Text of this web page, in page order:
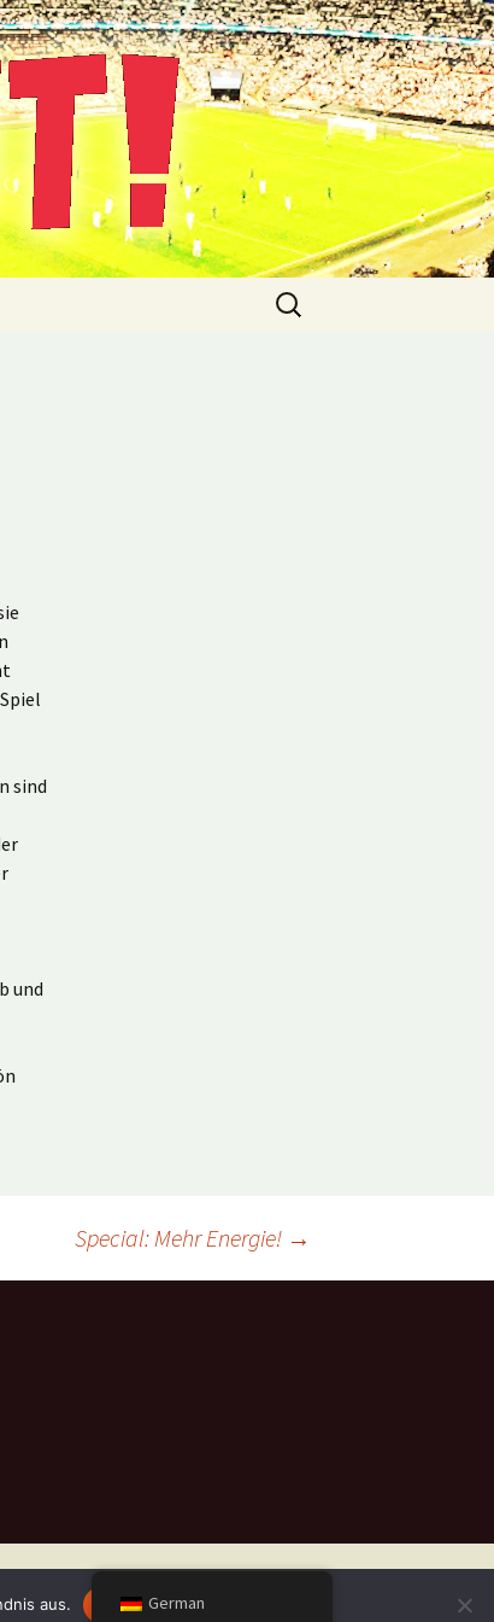
Suche
nach:
sind
und
Special: Mehr Energie! →
German
aus.